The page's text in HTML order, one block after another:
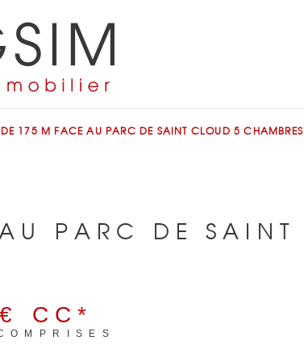
DE 175 M FACE AU PARC DE SAINT CLOUD 5 CHAMBRES
PARC DE SAINT
CC*